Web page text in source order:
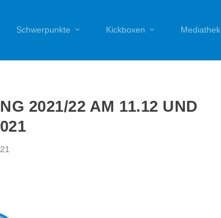
Schwerpunkte Kickboxen Mediathek
2021/22 AM 11.12 UND